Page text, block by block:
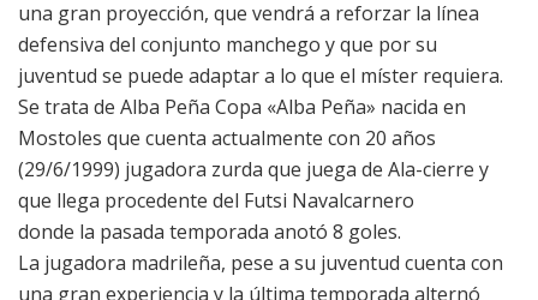
una gran proyección, que vendrá a reforzar la línea
defensiva del conjunto manchego y que por su
juventud se puede adaptar a lo que el míster requiera.
Se trata de Alba Peña Copa «Alba Peña» nacida en
Mostoles que cuenta actualmente con 20 años
(29/6/1999) jugadora zurda que juega de Ala-cierre y
que llega procedente del Futsi Navalcarnero
donde la pasada temporada anotó 8 goles.
La jugadora madrileña, pese a su juventud cuenta con
una gran experiencia y la última temporada alternó